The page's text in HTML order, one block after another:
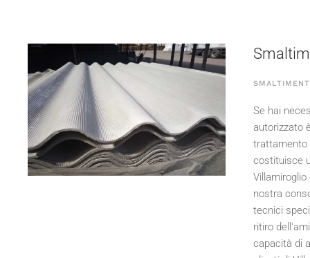
Se hai
autorizzato
trattamento
costituisce
nostra
tecnici
ritiro
capacità di